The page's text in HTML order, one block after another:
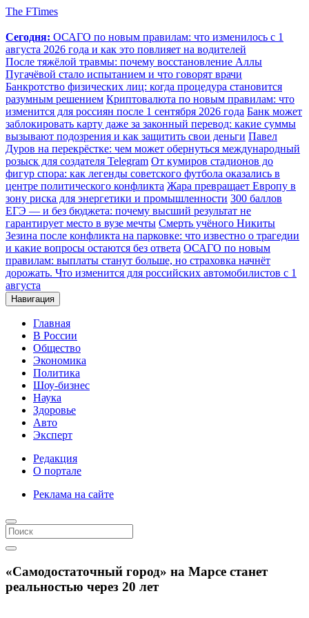
The FTimes
Сегодня: ОСАГО по новым правилам: что изменилось с 1
августа 2026 года и как это повлияет на водителей
После тяжёлой травмы: почему восстановление Аллы
Пугачёвой стало испытанием и что говорят врачи
Банкротство физических лиц: когда процедура становится
разумным решением Криптовалюта по новым правилам: что
изменится для россиян после 1 сентября 2026 года Банк может
заблокировать карту даже за законный перевод: какие суммы
вызывают подозрения и как защитить свои деньги Павел
Дуров на перекрёстке: чем может обернуться международный
розыск для создателя Telegram От кумиров стадионов до
фигур спора: как легенды советского футбола оказались в
центре политического конфликта Жара превращает Европу в
зону риска для энергетики и промышленности 300 баллов
ЕГЭ — и без бюджета: почему высший результат не
гарантирует место в вузе мечты Смерть учёного Никиты
Зезина после конфликта на парковке: что известно о трагедии
и какие вопросы остаются без ответа ОСАГО по новым
правилам: выплаты станут больше, но страховка начнёт
дорожать. Что изменится для российских автомобилистов с 1
августа
Навигация
Главная
В России
Общество
Экономика
Политика
Шоу-бизнес
Наука
Здоровье
Авто
Эксперт
Редакция
О портале
Реклама на сайте
«Самодостаточный город» на Марсе станет
реальностью через 20 лет